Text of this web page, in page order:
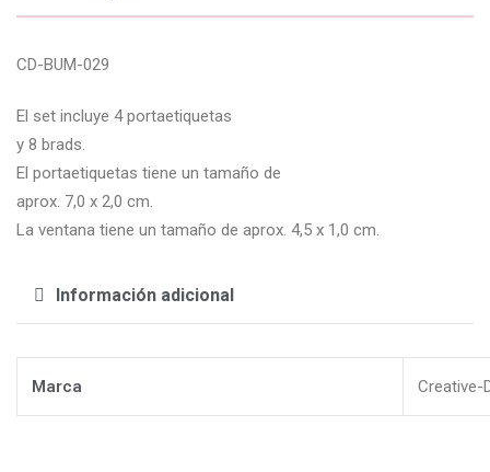
CD-BUM-029
El set incluye 4 portaetiquetas
y 8 brads.
El portaetiquetas tiene un tamaño de
aprox. 7,0 x 2,0 cm.
La ventana tiene un tamaño de aprox. 4,5 x 1,0 cm.
Información adicional
Marca Creative-